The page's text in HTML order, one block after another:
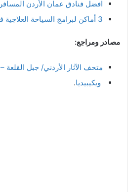
افضل فنادق عمان الأردن
3 أماكن لبرامج السياحة العلاجية في الأردن‬.
مصادر ومراجع:
متحف الآثار الأردني/ جبل القلعة –
ويكيبيديا.